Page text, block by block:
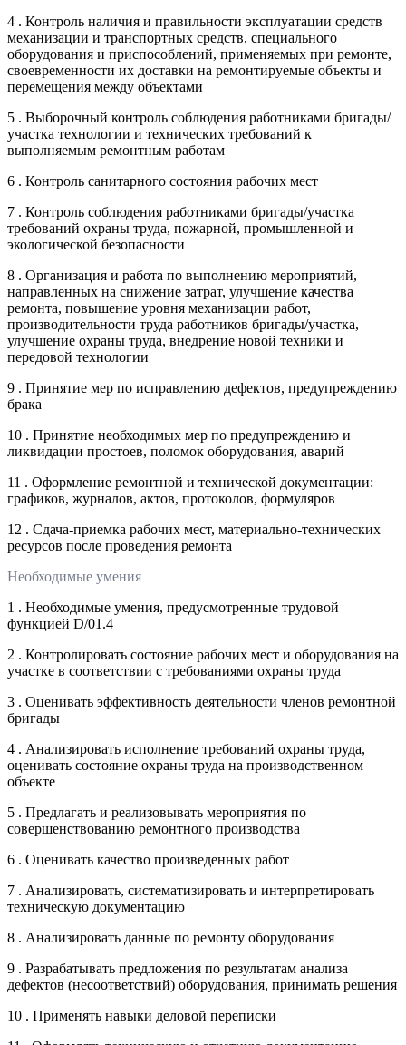
4 . Контроль наличия и правильности эксплуатации средств
механизации и транспортных средств, специального
оборудования и приспособлений, применяемых при ремонте,
своевременности их доставки на ремонтируемые объекты и
перемещения между объектами
5 . Выборочный контроль соблюдения работниками бригады/
участка технологии и технических требований к
выполняемым ремонтным работам
6 . Контроль санитарного состояния рабочих мест
7 . Контроль соблюдения работниками бригады/участка
требований охраны труда, пожарной, промышленной и
экологической безопасности
8 . Организация и работа по выполнению мероприятий,
направленных на снижение затрат, улучшение качества
ремонта, повышение уровня механизации работ,
производительности труда работников бригады/участка,
улучшение охраны труда, внедрение новой техники и
передовой технологии
9 . Принятие мер по исправлению дефектов, предупреждению
брака
10 . Принятие необходимых мер по предупреждению и
ликвидации простоев, поломок оборудования, аварий
11 . Оформление ремонтной и технической документации:
графиков, журналов, актов, протоколов, формуляров
12 . Сдача-приемка рабочих мест, материально-технических
ресурсов после проведения ремонта
Необходимые умения
1 . Необходимые умения, предусмотренные трудовой
функцией D/01.4
2 . Контролировать состояние рабочих мест и оборудования на
участке в соответствии с требованиями охраны труда
3 . Оценивать эффективность деятельности членов ремонтной
бригады
4 . Анализировать исполнение требований охраны труда,
оценивать состояние охраны труда на производственном
объекте
5 . Предлагать и реализовывать мероприятия по
совершенствованию ремонтного производства
6 . Оценивать качество произведенных работ
7 . Анализировать, систематизировать и интерпретировать
техническую документацию
8 . Анализировать данные по ремонту оборудования
9 . Разрабатывать предложения по результатам анализа
дефектов (несоответствий) оборудования, принимать решения
10 . Применять навыки деловой переписки